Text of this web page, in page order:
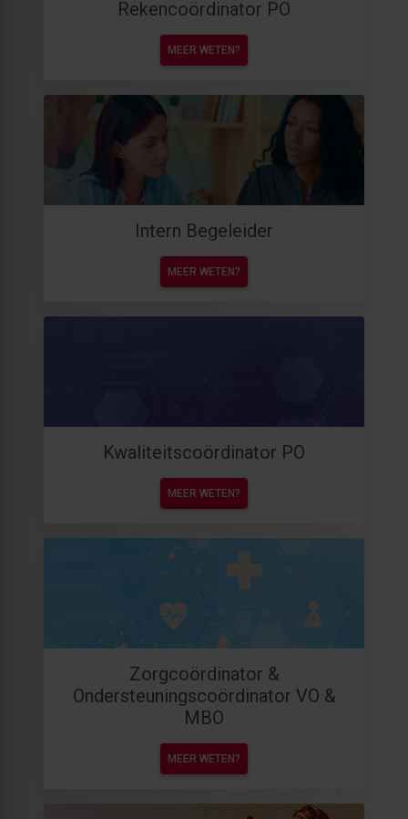
Rekencoördinator PO
MEER WETEN?
Intern Begeleider
MEER WETEN?
Kwaliteitscoördinator PO
MEER WETEN?
Zorgcoördinator &
Ondersteuningscoördinator VO &
MBO
MEER WETEN?